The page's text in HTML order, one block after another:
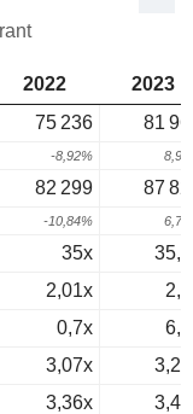
2022
2023
75 236 81
-8,92%
82 299 87
-10,84%
35x
2,01x
0,7x
3,07x
3,36x